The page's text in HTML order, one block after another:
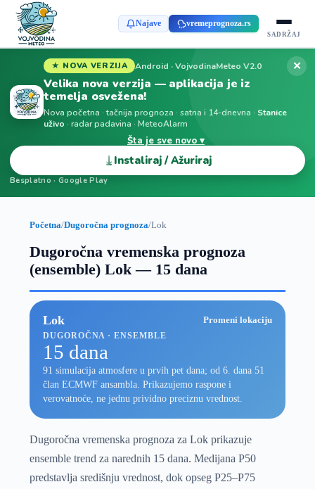
Najave vremeprognoza.rs
SADRŽAJ
★ NOVA VERZIJA Android · VojvodinaMeteo V2.0
Velika nova verzija — aplikacija je iz
temelja osvežena!
Nova početna · tačnija prognoza · satna i 14-dnevna · Stanice
uživo · radar padavina · MeteoAlarm
Šta je sve novo ▾
⤓ Instaliraj / Ažuriraj
Besplatno · Google Play
✕
Početna/Dugoročna prognoza/Lok
Dugoročna vremenska prognoza
(ensemble) Lok — 15 dana
Lok Promeni lokaciju
DUGOROČNA · ENSEMBLE
15 dana
91 simulacija atmosfere u prvih pet dana; od 6. dana 51
član ECMWF ansambla. Prikazujemo raspone i
verovatnoće, ne jednu prividno preciznu vrednost.
Dugoročna vremenska prognoza za Lok prikazuje
ensemble trend za narednih 15 dana. Medijana P50
predstavlja središnju vrednost, dok opseg P25–P75